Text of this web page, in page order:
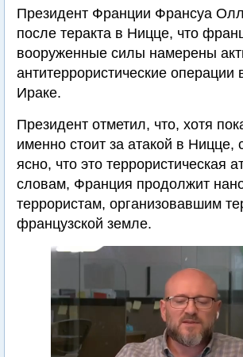
Президент Франции Франсуа
после теракта в Ницце, что
вооруженные силы намерены
антитеррористические операции
Ираке.
Президент отметил, что, хотя
именно стоит за атакой в Ницце,
ясно, что это террористическая
словам, Франция продолжит
террористам, организовавшим
французской земле.